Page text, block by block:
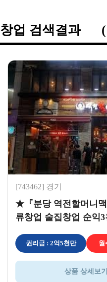
창업 검색결과 (
[743462] 경기
★『분당 역전할머니
류창업 술집창업 순익
권리금 : 2억5천만 월
상품 상세보기